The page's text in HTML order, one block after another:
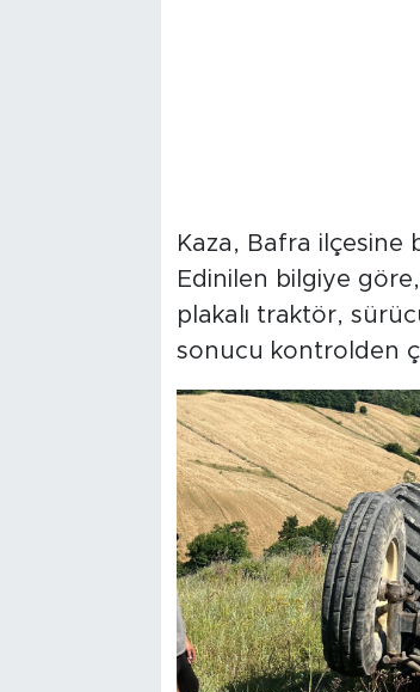
Kaza, Bafra ilçesine
Edinilen bilgiye
plakalı traktör,
sonucu kontrolden